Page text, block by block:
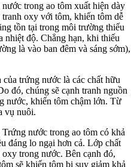
trong ao tôm xuất hiện dày
tranh oxy với tôm, khiến tôm dễ
tồn tại trong môi trường thiếu
nhiệt độ. Chẳng hạn, khi thiếu
là vào ban đêm và sáng sớm),
trứng nước là các chất hữu
đó, chúng sẽ cạnh tranh nguồn
nước, khiến tôm chậm lớn. Từ
vụ nuôi.
nước trong ao tôm có khả
đáng lo ngại hơn cả. Lớp chất
trong nước. Bên cạnh đó,
sẽ khiến tôm bị suy giảm khả